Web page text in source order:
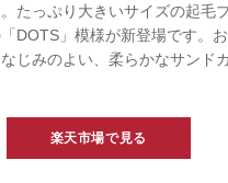
たっぷり大きいサイズの起毛
DOTS」模様が新登場です。
じみのよい、柔らかなサンド
楽天市場で見る